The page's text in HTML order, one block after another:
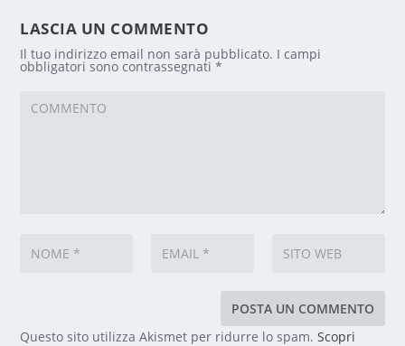
LASCIA UN COMMENTO
Il tuo indirizzo email non sarà pubblicato. I campi
obbligatori sono contrassegnati*
Questo sito utilizza Akismet per ridurre lo spam.Scopri